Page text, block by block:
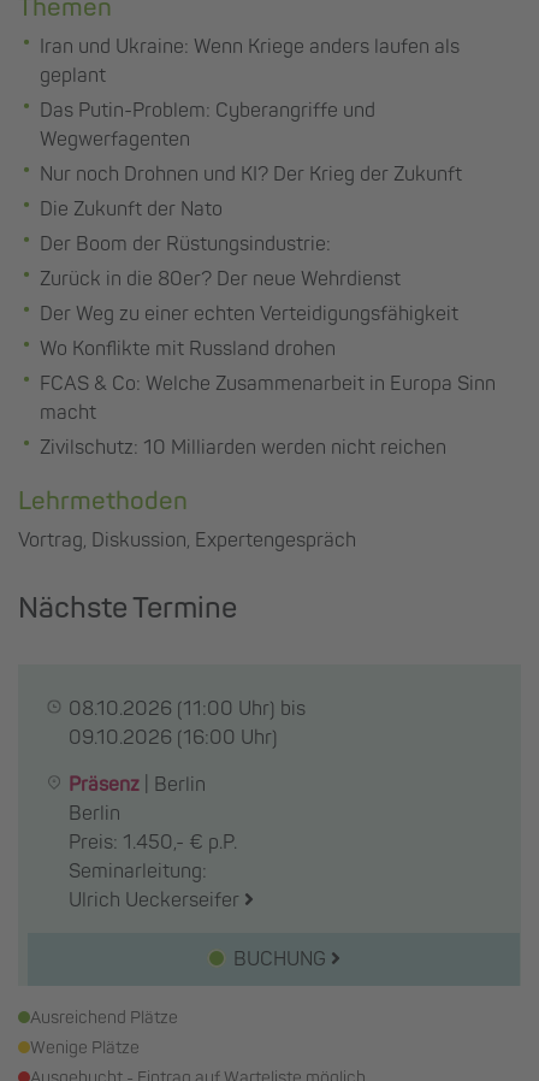
Themen
Iran und Ukraine: Wenn Kriege anders laufen als
geplant
Das Putin-Problem: Cyberangriffe und
Wegwerfagenten
Nur noch Drohnen und KI? Der Krieg der Zukunft
Die Zukunft der Nato
Der Boom der Rüstungsindustrie:
Zurück in die 80er? Der neue Wehrdienst
Der Weg zu einer echten Verteidigungsfähigkeit
Wo Konflikte mit Russland drohen
FCAS & Co: Welche Zusammenarbeit in Europa Sinn
macht
Zivilschutz: 10 Milliarden werden nicht reichen
Lehrmethoden
Vortrag, Diskussion, Expertengespräch
Nächste Termine
08.10.2026 (11:00 Uhr) bis
09.10.2026 (16:00 Uhr)
Präsenz
Berlin
Berlin
Preis: 1.450,- € p.P.
Seminarleitung:
Ulrich Ueckerseifer
BUCHUNG
Ausreichend Plätze
Wenige Plätze